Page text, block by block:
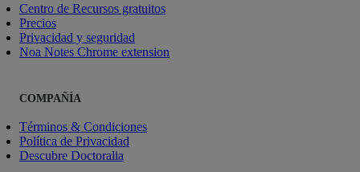
Centro de Recursos gratuitos
Precios
Privacidad y seguridad
Noa Notes Chrome extension
COMPAÑÍA
Términos & Condiciones
Política de Privacidad
Descubre Doctoralia